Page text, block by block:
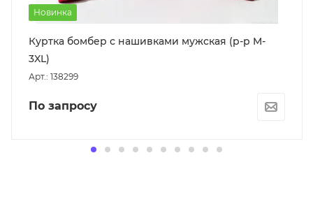
Новинка
Куртка бомбер с нашивками мужская (р-р M-
3XL)
Арт.: 138299
По запросу